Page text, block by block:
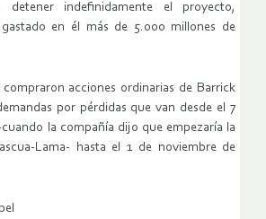
indefinidamente el proyecto,
en él más de 5.000 millones de
acciones ordinarias de Barrick
por pérdidas que van desde el 7
la compañía dijo que empezaría la
Lama- hasta el 1 de noviembre de